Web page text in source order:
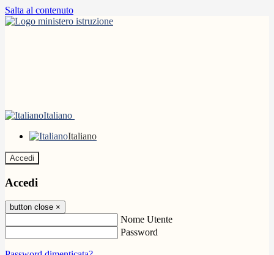
Salta al contenuto
Italiano
Italiano
Accedi
Accedi
button close ×
Nome Utente
Password